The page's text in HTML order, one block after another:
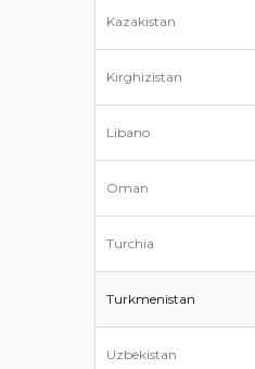
Kazakistan
Kirghizistan
Libano
Oman
Turchia
Turkmenistan
Uzbekistan